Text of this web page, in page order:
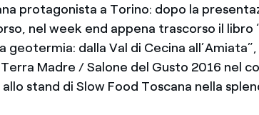
protagonista a Torino: dopo la
nel week end appena trascorso il libro
geotermia: dalla Val di Cecina
Madre / Salone del Gusto 2016 nel
stand di Slow Food Toscana nella